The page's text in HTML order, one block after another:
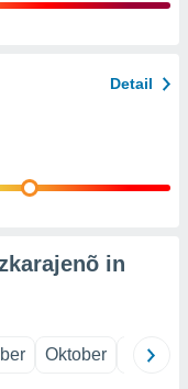
Detail
in
Oktober